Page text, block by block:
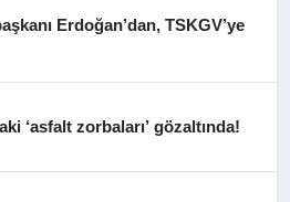
Erdoğan’dan, TSKGV’ye
‘asfalt zorbaları’ gözaltında!